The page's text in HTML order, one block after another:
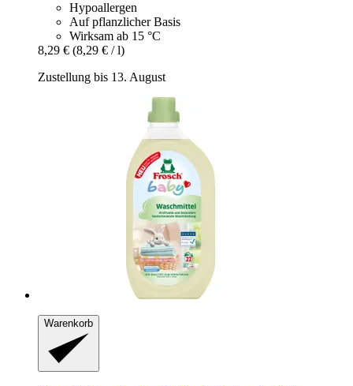
Hypoallergen
Auf pflanzlicher Basis
Wirksam ab 15 °C
8,29 € (8,29 € / l)
Zustellung bis 13. August
Warenkorb